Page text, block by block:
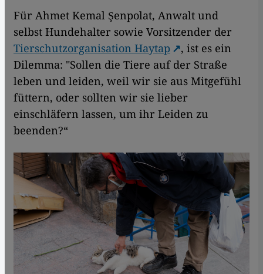
Für Ahmet Kemal Şenpolat, Anwalt und
selbst Hundehalter sowie Vorsitzender der
Tierschutzorganisation Haytap
, ist es ein
Dilemma: "Sollen die Tiere auf der Straße
leben und leiden, weil wir sie aus Mitgefühl
füttern, oder sollten wir sie lieber
einschläfern lassen, um ihr Leiden zu
beenden?“